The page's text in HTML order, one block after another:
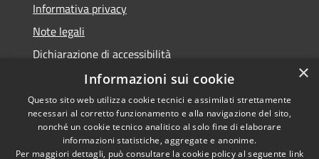
Informativa privacy
Note legali
Dichiarazione di accessibilità
Accessibilità
Copyright © 2026 • Città di
Montecchio Maggiore •
×
Informazioni sui cookie
Questo sito web utilizza cookie tecnici e assimilati strettamente
necessari al corretto funzionamento e alla navigazione del sito,
nonché un cookie tecnico analitico al solo fine di elaborare
informazioni statistiche, aggregate e anonime.
Per maggiori dettagli, può consultare la cookie policy al seguente link